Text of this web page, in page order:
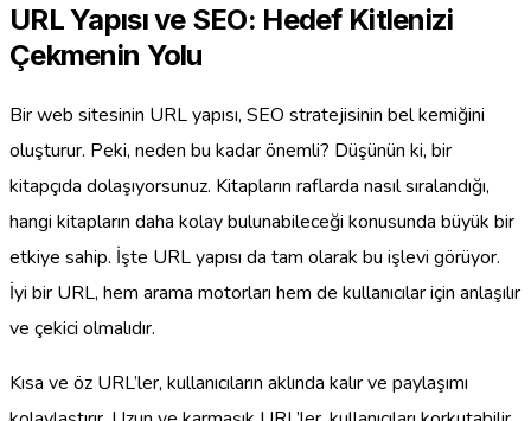
URL Yapısı ve SEO: Hedef Kitlenizi
Çekmenin Yolu
Bir web sitesinin URL yapısı, SEO stratejisinin bel kemiğini
oluşturur. Peki, neden bu kadar önemli? Düşünün ki, bir
kitapçıda dolaşıyorsunuz. Kitapların raflarda nasıl sıralandığı,
hangi kitapların daha kolay bulunabileceği konusunda büyük bir
etkiye sahip. İşte URL yapısı da tam olarak bu işlevi görüyor.
İyi bir URL, hem arama motorları hem de kullanıcılar için anlaşılır
ve çekici olmalıdır.
Kısa ve öz URL’ler, kullanıcıların aklında kalır ve paylaşımı